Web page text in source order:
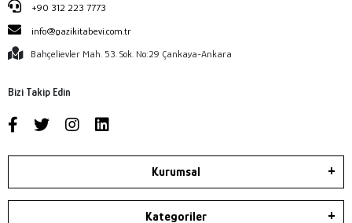
+90 312 223 7773
info@gazikitabevi.com.tr
Bahçelievler Mah. 53. Sok. No:29 Çankaya-Ankara
Bizi Takip Edin
Kurumsal
Kategoriler